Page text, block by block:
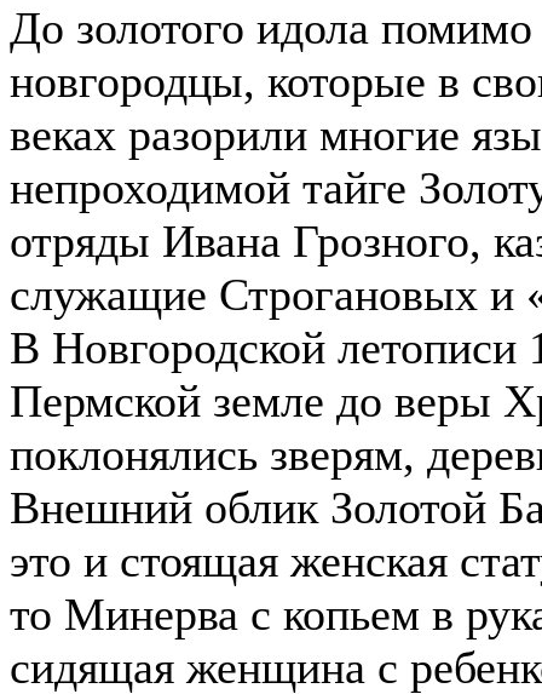
До золотого идола
новгородцы, которые в
веках разорили многие
непроходимой тайге
отряды Ивана Грозного,
служащие Строгановых и
В Новгородской летописи
Пермской земле до веры
поклонялись зверям,
Внешний облик Золотой
это и стоящая женская
то Минерва с копьем в
сидящая женщина с